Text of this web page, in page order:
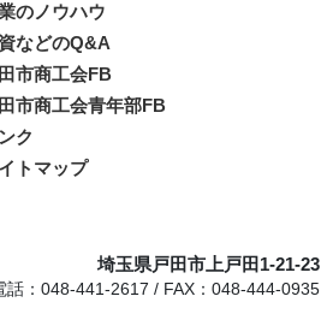
のノウハウ
などのQ&A
市商工会FB
市商工会青年部FB
ク
トマップ
埼玉県戸田市上戸田1-21-23
話：048-441-2617 / FAX：048-444-0935